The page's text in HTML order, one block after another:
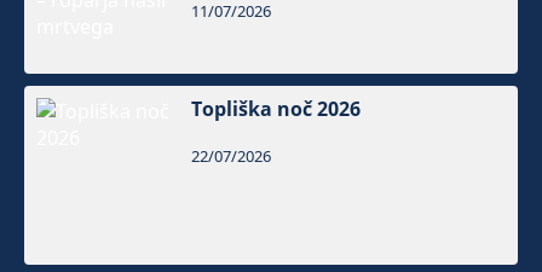
11/07/2026
Topliška noč 2026
22/07/2026